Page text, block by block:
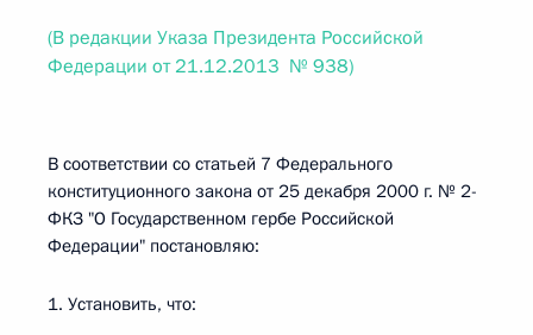
(В редакции Указа Президента Российской
Федерации от 21.12.2013 № 938)
В соответствии со статьей 7 Федерального
конституционного закона от 25 декабря 2000 г. № 2-
ФКЗ "О Государственном гербе Российской
Федерации" постановляю:
1. Установить, что: